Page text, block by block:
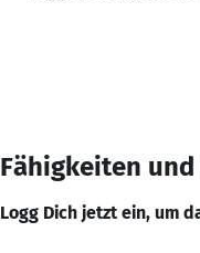
Fähigkeiten
Logg Dich jetzt ein, um